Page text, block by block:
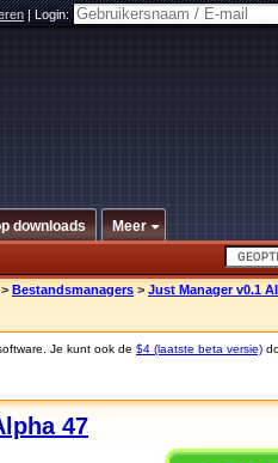
|Login:
downloads Meer
> Bestandsmanagers > Just Manager v0.1
Je kunt ook de $4 (laatste beta versie)
47